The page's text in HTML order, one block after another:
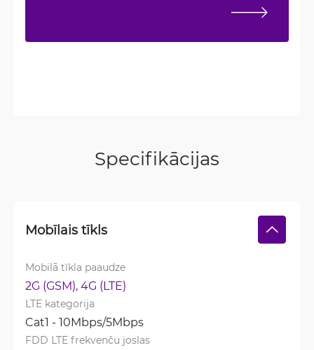
Specifikācijas
Mobīlais tīkls
Mobilā tīkla paaudze
2G (GSM), 4G (LTE)
LTE kategorija
Cat1 - 10Mbps/5Mbps
FDD LTE frekvenču joslas